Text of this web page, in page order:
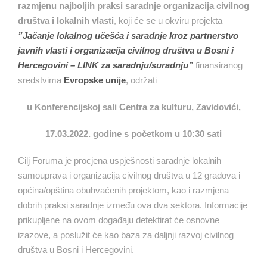
razmjenu najboljih praksi saradnje organizacija civilnog
društva i lokalnih vlasti, koji će se u okviru projekta
”Jačanje lokalnog učešća i saradnje kroz partnerstvo
javnih vlasti i organizacija civilnog društva u Bosni i
Hercegovini – LINK za saradnju/suradnju” finansiranog
sredstvima Evropske unije, održati
u Konferencijskoj sali Centra za kulturu, Zavidovići,
17.03.2022. godine s početkom u 10:30 sati
Cilj Foruma je procjena uspješnosti saradnje lokalnih
samouprava i organizacija civilnog društva u 12 gradova i
općina/opština obuhvaćenih projektom, kao i razmjena
dobrih praksi saradnje između ova dva sektora. Informacije
prikupljene na ovom događaju detektirat će osnovne
izazove, a poslužit će kao baza za daljnji razvoj civilnog
društva u Bosni i Hercegovini.